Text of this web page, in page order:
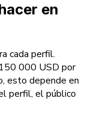
en
cada perfil.
000 USD por
esto depende en
perfil, el público